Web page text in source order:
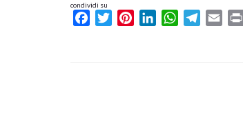
condividi su
FacebookTwitterPinterestLinkedInWhatsAppTelegram
Email